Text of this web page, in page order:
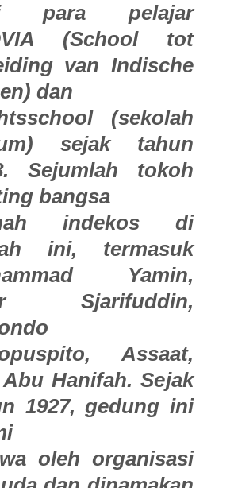
para pelajar
(School tot
van Indische
dan
(sekolah
sejak tahun
Sejumlah tokoh
bangsa
indekos di
ini, termasuk
Yamin,
Sjarifuddin,
Assaat,
Hanifah. Sejak
1927, gedung ini
oleh organisasi